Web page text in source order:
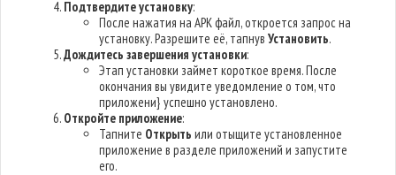
Подтвердите установку:
После нажатия на APK файл, откроется запрос на
установку. Разрешите её, тапнувУстановить.
Дождитесь завершения установки:
Этап установки займет короткое время. После
окончания вы увидите уведомление о том, что
приложени} успешно установлено.
Откройте приложение:
Тапните Открыть или отыщите установленное
приложение в разделе приложений и запустите
его.